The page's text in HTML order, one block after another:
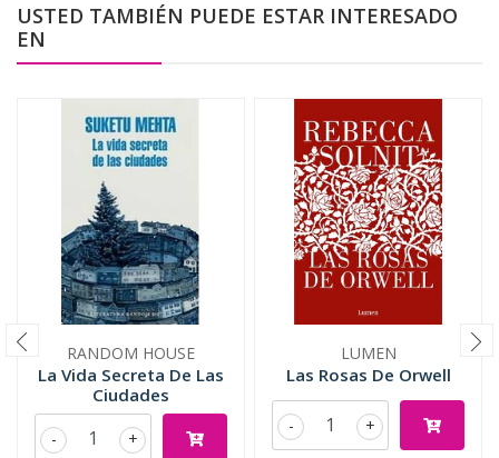
USTED TAMBIÉN PUEDE ESTAR INTERESADO
EN
RANDOM HOUSE
La Vida Secreta De Las
Ciudades
+
-
LUMEN
Las Rosas De Orwell
+
-